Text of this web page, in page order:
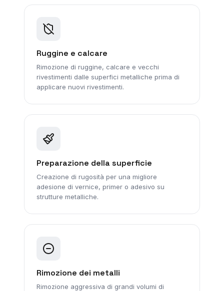
Ruggine e calcare
Rimozione di ruggine, calcare e vecchi
rivestimenti dalle superfici metalliche prima di
applicare nuovi rivestimenti.
Preparazione della superficie
Creazione di rugosità per una migliore
adesione di vernice, primer o adesivo su
strutture metalliche.
Rimozione dei metalli
Rimozione aggressiva di grandi volumi di